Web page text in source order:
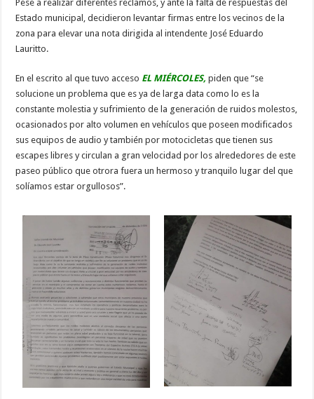
Pese a realizar diferentes reclamos, y ante la falta de respuestas del
Estado municipal, decidieron levantar firmas entre los vecinos de la
zona para elevar una nota dirigida al intendente José Eduardo
Lauritto.
En el escrito al que tuvo acceso EL MIÉRCOLES, piden que “se
solucione un problema que es ya de larga data como lo es la
constante molestia y sufrimiento de la generación de ruidos molestos,
ocasionados por alto volumen en vehículos que poseen modificados
sus equipos de audio y también por motocicletas que tienen sus
escapes libres y circulan a gran velocidad por los alrededores de este
paseo público que otrora fuera un hermoso y tranquilo lugar del que
solíamos estar orgullosos”.